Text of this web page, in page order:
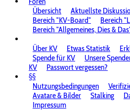
Übersicht
Aktuellste
Bereich "KV-Board"
Bereich
Bereich "Allgemeines, Dies &
Über KV
Etwas Statistik
Spende für KV
Unsere
KV
Passwort vergessen?
§§
Nutzungsbedingungen
Avatare & Bilder
Stalking
Impressum